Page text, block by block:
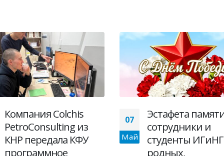
Эстафета памяти:
сотрудники и
студенты ИГиНГТ – о
родных,
25
Дек
Доценту КФУ
медаль «За
выдающиеся
в космонавтике»